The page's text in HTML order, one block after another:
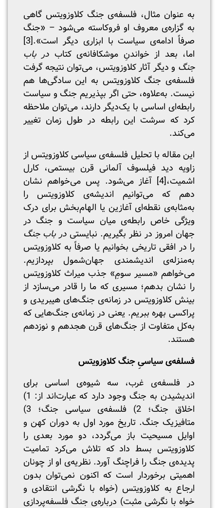
به عنوان مثال، فلسفه‌ی جنگ کلاوزویتس گاهی
به گزاره‌ی معروف او فروکاسته می‌شود – «جنگ
صرفاً ادامه‌ی سیاست با ابزاری دیگر است».[3]
اما، بعد از خواندنِ موشکافانه‌ی کتاب در باب
جنگ و دیگر آثار کلاوزویتس، می‌توان نتیجه گرفت
فلسفه‌ی جنگ کلاوزویتس به این سادگی‌ها هم
نیست. به‌علاوه، حتی اگر بپذیریم جنگ و سیاست
رابطه‌ای اساسی با یک‌دیگر دارند، می‌توان ملاحظه
کرد که سرشت این رابطه در طول زمان تغییر
می‌کند.
این مقاله با تحلیل فلسفه‌ی سیاسی کلاوزویتس از
زاویه دید فیلسوف آلمانی قرن بیستمی، کارل
اشمیت،[4]
آغاز می‌شود. پس می‌خواهم نشان
دهم که می‌توانیم اندیشه‌ی کلاوزویتس را
به‌مثابه‌ی نقطه‌ای آغازین یا الهام‌بخش برای درک
ویژگی خاص رابطه‌ی میان سیاست و جنگ در
جهان امروز در نظر بگیریم. نبایستی در باب جنگ
را در افقی تاریخی بخوانیم یا صرفاً به کلاوزویتس
به‌منزله‌ی اندیشمندی جهان‌شمول بپردازیم.
می‌خواهم «مسیر سومِ» جذب میراث کلاوزویتس
را نشان بدهم؛ مسیری که ما را قادر می‌سازد از
بینش کلاوزویتس در زمانه‌ی جنگ‌های هیبریدی و
پراکسی بهره ببریم. یعنی در زمانه‌ی جنگ‌هایی که
به‌کل متفاوت از جنگ‌های قرن هجدهم و نوزدهم
هستند.
فسلفه‌ی سیاسیِ جنگ کلاوزویتس
در فلسفه‌ی غرب، سه شیوه‌ی اساسی برای
اندیشیدن به جنگ وجود دارد که عبارت‌اند از: 1)
اخلاق جنگ؛ 2) فلسفه‌ی سیاسی جنگ؛ 3)
متافیزیک جنگ. تاریخ مورد اول به دوران کهن و
اوایل مسیحیت باز می‌گردد، دو مورد بعدی را
کلاوزویتس بسط داد که تلاش می‌کرد تمامیت
پدیده‌‌ی جنگ را فراچنگ آورد. نظریه‌ی او از چونان
اهمیتی برخوردار است که اکنون نمی‌توان بدون
ارجاع به کلاوزویتس (خواه با نگرشی انتقادی و
خواه با نگرشی مثبت) درباره‌ی جنگ فلسفه‌پردازی